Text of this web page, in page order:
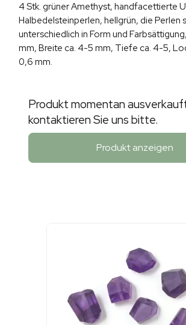
4 Stk. grüner Amethyst, handfacettierte
Halbedelsteinperlen, hellgrün, die Perlen
unterschiedlich in Form und
mm, Breite ca. 4-5 mm, Tiefe ca. 4-5,
0,6 mm.
Produkt momentan
kontaktieren Sie uns bitte.
Produkt anzeigen